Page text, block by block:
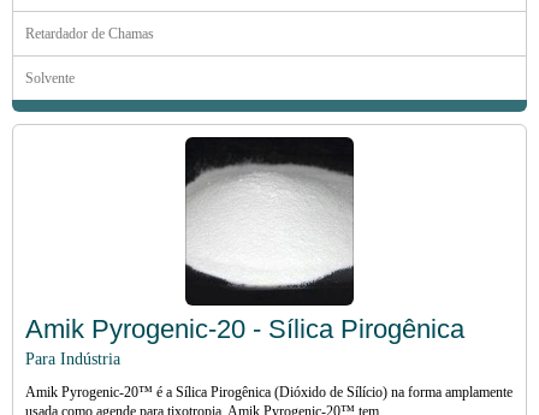
Retardador de Chamas
Solvente
Amik Pyrogenic-20 - Sílica Pirogênica
Para Indústria
Amik Pyrogenic-20™ é a Sílica Pirogênica (Dióxido de Sílício) na forma amplamente
usada como agende para tixotropia. Amik Pyrogenic-20™ tem...